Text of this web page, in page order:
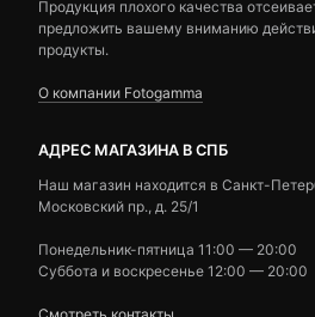
Продукция плохого качества
предложить вашему вниманию
продукты.
О компании Fotogamma
АДРЕС МАГАЗИНА В СПБ
Наш магазин находится в Санкт-
Московский пр., д. 25/1
Понедельник-пятница 11:00 — 20:00
Суббота и воскресенье 12:00 — 20:00